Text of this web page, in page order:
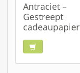
Antraciet –
Gestreept
cadeaupapier